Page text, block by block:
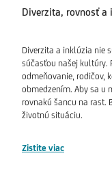
Diverzita, rovnosť a
Diverzita a inklúzia nie
súčasťou našej kultúry.
odmeňovanie, rodičov,
obmedzením. Aby sa u
rovnakú šancu na rast.
životnú situáciu.
Zistite viac